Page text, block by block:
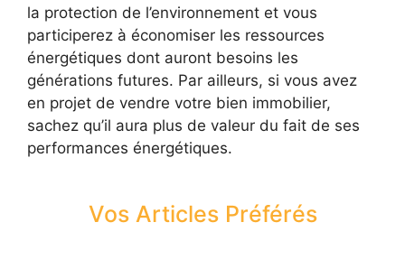
la protection de l’environnement et vous
participerez à économiser les ressources
énergétiques dont auront besoins les
générations futures. Par ailleurs, si vous avez
en projet de vendre votre bien immobilier,
sachez qu’il aura plus de valeur du fait de ses
performances énergétiques.
Vos Articles Préférés